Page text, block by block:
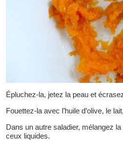
Épluchez-la, jetez la peau et
Fouettez-la avec l’huile d’olive, le
Dans un autre saladier, mélangez
ceux liquides.